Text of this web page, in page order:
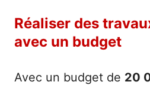
Réaliser des
avec un budget
Avec un budget de 20